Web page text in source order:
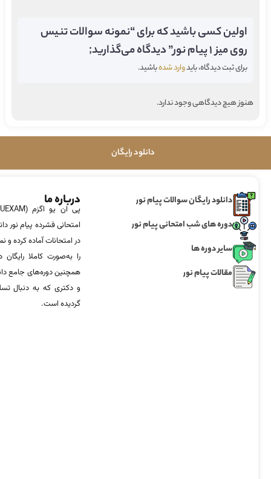
اولین کسی باشید که برای “نمونه سوالات تنیس
روی میز 1 پیام نور” دیدگاه می‌گذارید;
برای ثبت دیدگاه، بایدوارد شدهباشید.
هنوز هیچ دیدگاهی وجود ندارد.
دانلود رایگان
دانلود رایگان سوالات پیام نور
دوره های شب امتحانی پیام نور
سایر دوره ها
مقالات پیام نور
درباره ما
امتحانی فشرده پیام نور
در امتحانات آماده‌ کرده
را به‌صورت کاملا
همچنین دوره‌های جامع
و دکتری که به دنبال
گردیده است.